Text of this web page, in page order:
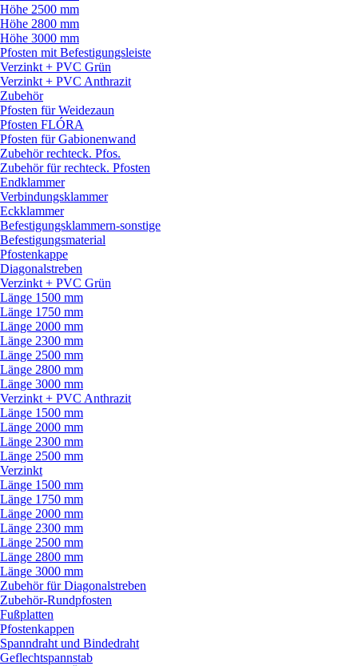
Höhe 2500 mm
Höhe 2800 mm
Höhe 3000 mm
Pfosten mit Befestigungsleiste
Verzinkt + PVC Grün
Verzinkt + PVC Anthrazit
Zubehör
Pfosten für Weidezaun
Pfosten FLÓRA
Pfosten für Gabionenwand
Zubehör rechteck. Pfos.
Zubehör für rechteck. Pfosten
Endklammer
Verbindungsklammer
Eckklammer
Befestigungsklammern-sonstige
Befestigungsmaterial
Pfostenkappe
Diagonalstreben
Verzinkt + PVC Grün
Länge 1500 mm
Länge 1750 mm
Länge 2000 mm
Länge 2300 mm
Länge 2500 mm
Länge 2800 mm
Länge 3000 mm
Verzinkt + PVC Anthrazit
Länge 1500 mm
Länge 2000 mm
Länge 2300 mm
Länge 2500 mm
Verzinkt
Länge 1500 mm
Länge 1750 mm
Länge 2000 mm
Länge 2300 mm
Länge 2500 mm
Länge 2800 mm
Länge 3000 mm
Zubehör für Diagonalstreben
Zubehör-Rundpfosten
Fußplatten
Pfostenkappen
Spanndraht und Bindedraht
Geflechtspannstab